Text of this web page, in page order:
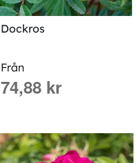
Dockros
Från
74,88 kr